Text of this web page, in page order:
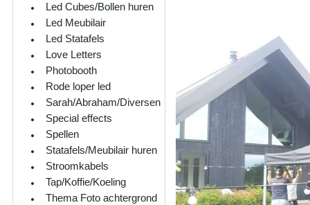
Led Cubes/Bollen huren
Led Meubilair
Led Statafels
Love Letters
Photobooth
Rode loper led
Sarah/Abraham/Diversen
Special effects
Spellen
Statafels/Meubilair huren
Stroomkabels
Tap/Koffie/Koeling
Thema Foto achtergrond